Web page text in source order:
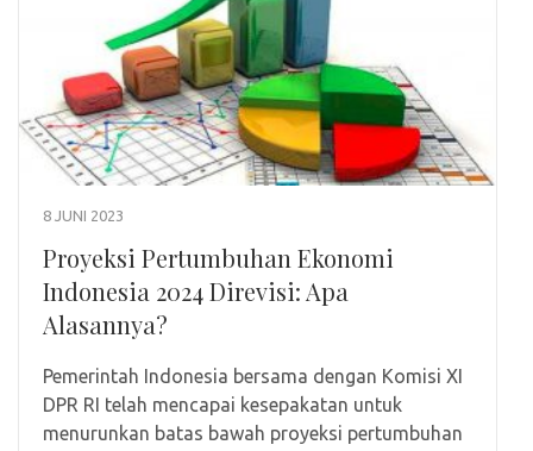
8 JUNI 2023
Proyeksi Pertumbuhan Ekonomi
Indonesia 2024 Direvisi: Apa
Alasannya?
Pemerintah Indonesia bersama dengan Komisi XI
DPR RI telah mencapai kesepakatan untuk
menurunkan batas bawah proyeksi pertumbuhan